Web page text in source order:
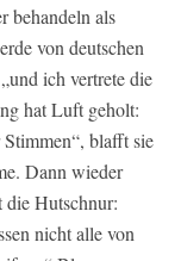
behandeln als
von deutschen
ich vertrete die
hat Luft geholt:
blafft sie
Dann wieder
Hutschnur:
nicht alle von